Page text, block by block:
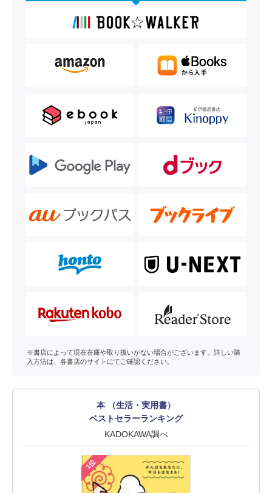
※書店によって現在在庫や取り扱いがない場合がございます。詳しい購
入方法は、各書店のサイトにてご確認ください。
本 （生活・実用書）
ベストセラーランキング
KADOKAWA調べ
1位